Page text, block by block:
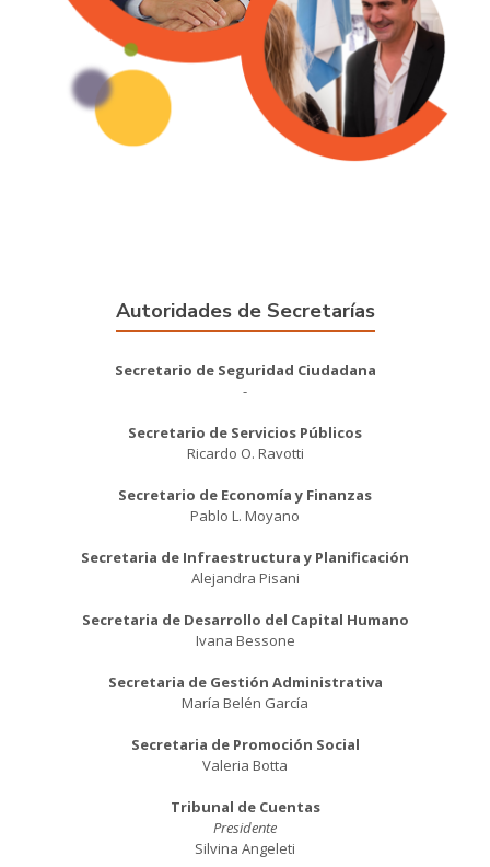
Autoridades de Secretarías
Secretario de Seguridad Ciudadana
-
Secretario de Servicios Públicos
Ricardo O. Ravotti
Secretario de Economía y Finanzas
Pablo L. Moyano
Secretaria de Infraestructura y Planificación
Alejandra Pisani
Secretaria de Desarrollo del Capital Humano
Ivana Bessone
Secretaria de Gestión Administrativa
María Belén García
Secretaria de Promoción Social
Valeria Botta
Tribunal de Cuentas
Presidente
Silvina Angeleti